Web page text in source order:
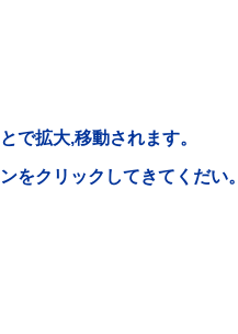
で拡大,移動されます。
をクリックしてきてくだい。